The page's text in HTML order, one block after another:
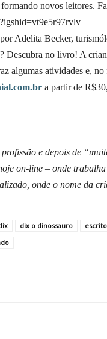
novos leitores.
Adelita Becker,
Descubra no livro! A
algumas atividades e,
a partir de
e depois de
on-line – onde
onde o nome da
dix o dinossauro